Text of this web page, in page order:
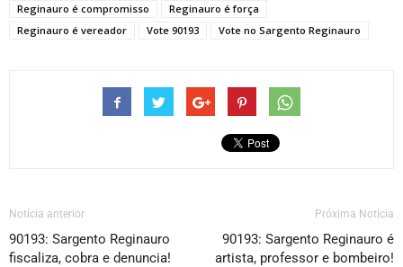
Reginauro é compromisso
Reginauro é força
Reginauro é vereador
Vote 90193 Vote no Sargento Reginauro
Notícia anterior
90193: Sargento Reginauro
fiscaliza, cobra e denuncia!
Próxima Notícia
90193: Sargento Reginauro é
artista, professor e bombeiro!